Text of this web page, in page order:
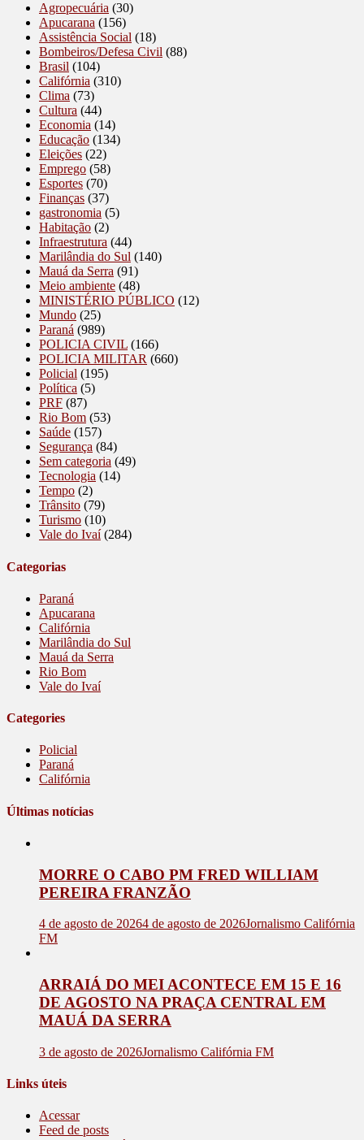
Agropecuária (30)
Apucarana (156)
Assistência Social (18)
Bombeiros/Defesa Civil (88)
Brasil (104)
Califórnia (310)
Clima (73)
Cultura (44)
Economia (14)
Educação (134)
Eleições (22)
Emprego (58)
Esportes (70)
Finanças (37)
gastronomia (5)
Habitação (2)
Infraestrutura (44)
Marilândia do Sul (140)
Mauá da Serra (91)
Meio ambiente (48)
MINISTÉRIO PÚBLICO (12)
Mundo (25)
Paraná (989)
POLICIA CIVIL (166)
POLICIA MILITAR (660)
Policial (195)
Política (5)
PRF (87)
Rio Bom (53)
Saúde (157)
Segurança (84)
Sem categoria (49)
Tecnologia (14)
Tempo (2)
Trânsito (79)
Turismo (10)
Vale do Ivaí(284)
Categorias
Paraná
Apucarana
Califórnia
Marilândia do Sul
Mauá da Serra
Rio Bom
Vale do Ivaí
Categories
Policial
Paraná
Califórnia
Últimas notícias
MORRE O CABO PM FRED WILLIAM
PEREIRA FRANZÃO
4 de agosto de 20264 de agosto de 2026Jornalismo Califórnia
FM
ARRAIÁ DO MEI ACONTECE EM 15 E 16
DE AGOSTO NA PRAÇA CENTRAL EM
MAUÁ DA SERRA
3 de agosto de 2026Jornalismo Califórnia FM
Links úteis
Acessar
Feed de posts